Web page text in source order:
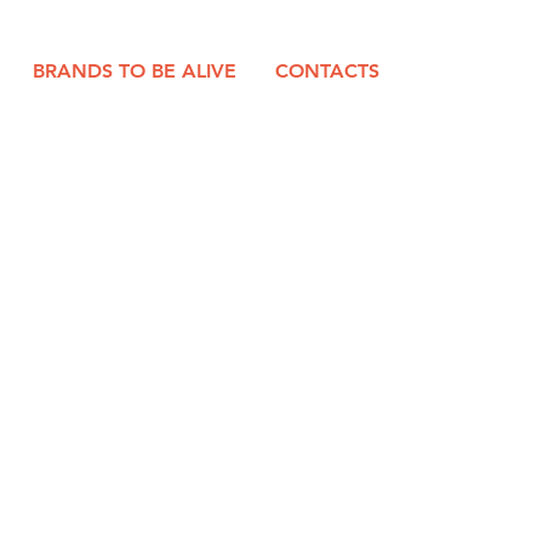
BRANDS TO BE ALIVE CONTACTS